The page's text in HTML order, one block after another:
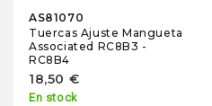
AS81070
Tuercas Ajuste Mangueta
Associated RC8B3 -
RC8B4
18,50 €
En stock